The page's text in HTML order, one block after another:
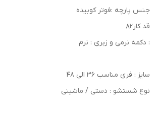
جنس پارچه :فوتر کوبیده
قد کار۸۲
: دکمه نرمی و زبری : نرم
سایز : فری مناسب 36 الی 48
نوع شستشو : دستی / ماشینی